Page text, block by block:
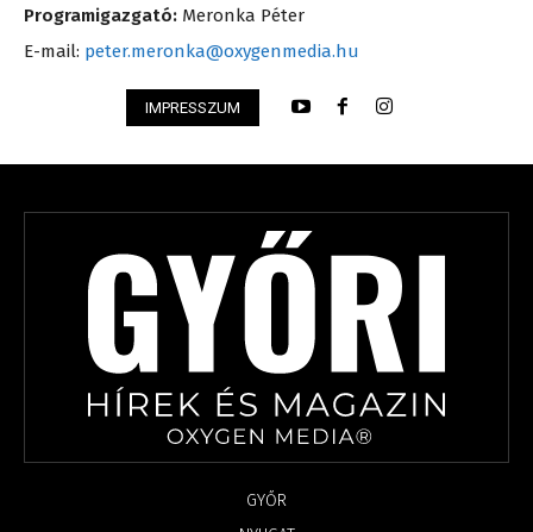
Programigazgató: Meronka Péter
E-mail: peter.meronka@oxygenmedia.hu
IMPRESSZUM
GYŐR